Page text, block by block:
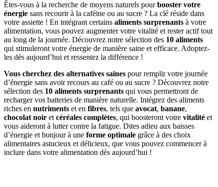
Êtes-vous à la recherche de moyens naturels pourbooster votre
énergie sans recourir à la caféine ou au sucre ? La clé réside dans
votre assiette ! En intégrant certains aliments surprenants à votre
alimentation, vous pouvez augmenter votre vitalité et rester actif tout
au long de la journée. Découvrez notre sélection des 10 aliments
qui stimuleront votre énergie de manière saine et efficace. Adoptez-
les dès aujourd’hui et ressentez la différence !
Vous cherchez des alternatives saines pour remplir votre journée
d’énergie sans avoir recours au café ou au sucre ? Découvrez notre
sélection des 10 aliments surprenants qui vous permettront de
recharger vos batteries de manière naturelle. Intégrez des aliments
riches en nutriments et en fibres, tels que avocat, banane,
chocolat noir etcéréales complètes, qui boosteront votre vitalité et
vous aideront à lutter contre la fatigue. Dites adieu aux baisses
d’énergie et bonjour à une forme optimale grâce à des choix
alimentaires astucieux et délicieux, que vous pouvez commencer à
inclure dans votre alimentation dès aujourd’hui !